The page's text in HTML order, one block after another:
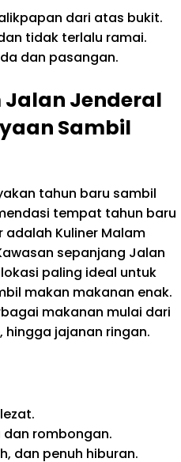
dari atas bukit.
tidak terlalu ramai.
dan pasangan.
Jalan Jenderal
Sambil
tahun baru sambil
tempat tahun baru
Kuliner Malam
sepanjang Jalan
paling ideal untuk
makan makanan enak.
makanan mulai dari
hingga jajanan ringan.
rombongan.
dan penuh hiburan.